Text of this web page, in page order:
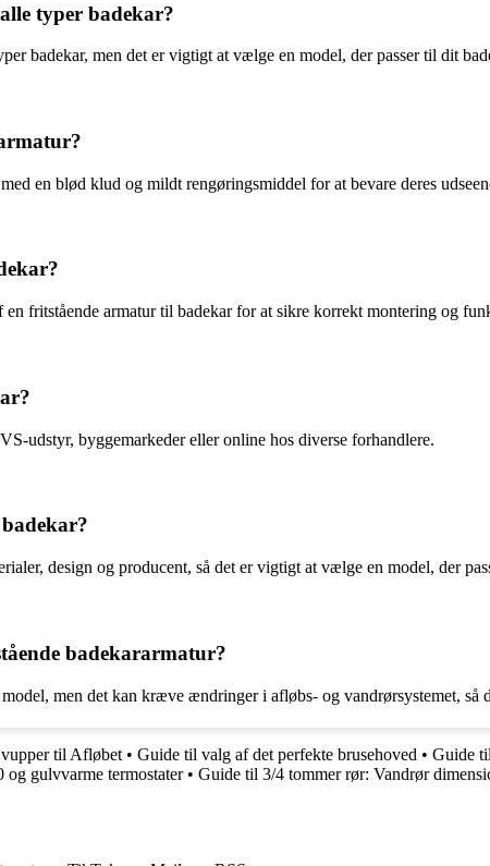
typer badekar?
badekar, men det er vigtigt at vælge en model, der passer til dit
en blød klud og mildt rengøringsmiddel for at bevare deres
fritstående armatur til badekar for at sikre korrekt montering og
udstyr, byggemarkeder eller online hos diverse forhandlere.
design og producent, så det er vigtigt at vælge en model, der
badekararmatur?
men det kan kræve ændringer i afløbs- og vandrørsystemet, så
til Afløbet • Guide til valg af det perfekte brusehoved • Guide
gulvvarme termostater• Guide til 3/4 tommer rør: Vandrør